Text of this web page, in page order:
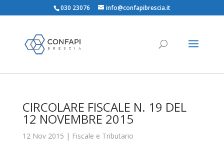
030 23076 info@confapibrescia.it
CIRCOLARE FISCALE N. 19 DEL
12 NOVEMBRE 2015
12 Nov 2015 | Fiscale e Tributario